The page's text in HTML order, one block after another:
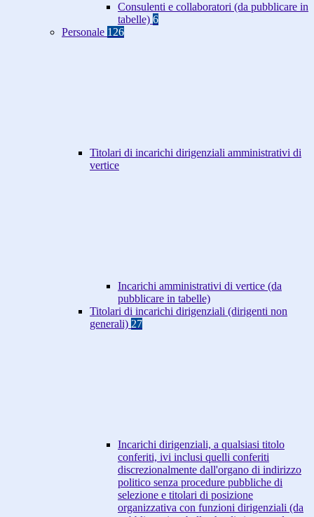
Consulenti e collaboratori (da pubblicare in
tabelle) 6
Personale 126
Titolari di incarichi dirigenziali amministrativi di
vertice
Incarichi amministrativi di vertice (da
pubblicare in tabelle)
Titolari di incarichi dirigenziali (dirigenti non
generali) 27
Incarichi dirigenziali, a qualsiasi titolo
conferiti, ivi inclusi quelli conferiti
discrezionalmente dall'organo di indirizzo
politico senza procedure pubbliche di
selezione e titolari di posizione
organizzativa con funzioni dirigenziali (da